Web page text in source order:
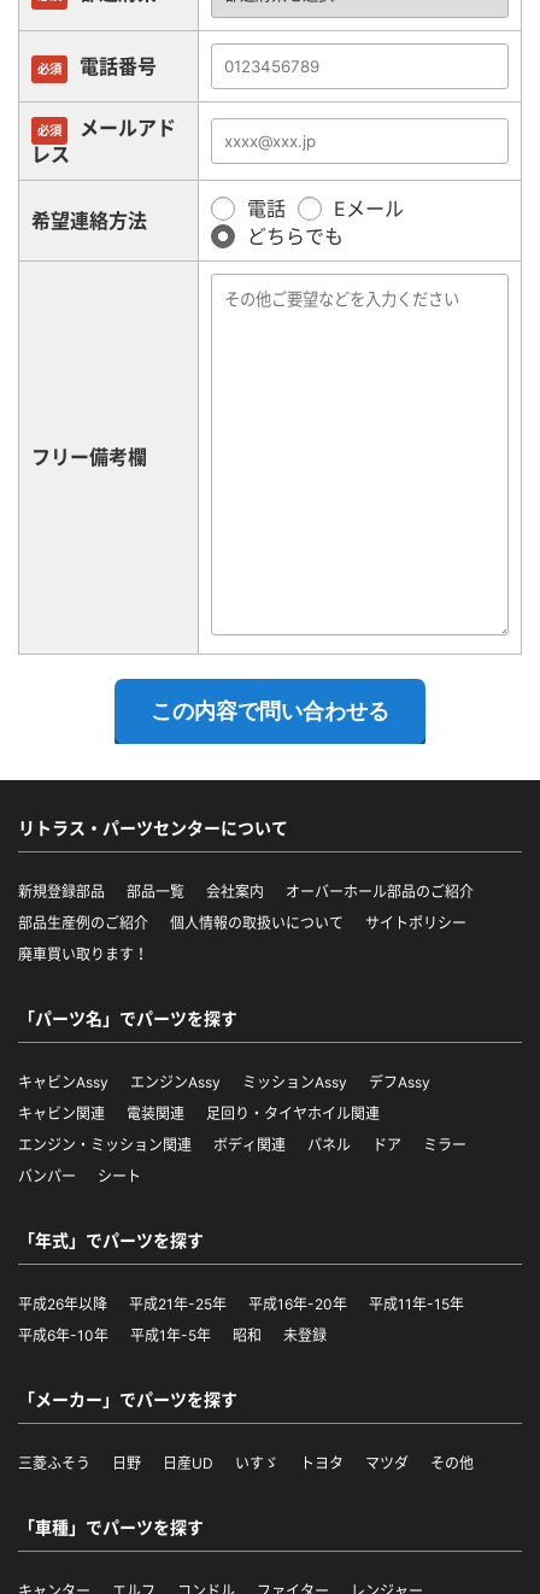
必須 電話番号
必須
メールアド
レス
希望連絡方法
電話
Eメール
どちらでも
フリー備考欄
リトラス・パーツセンターについて
新規登録部品 部品一覧 会社案内
オーバーホール部品のご紹介
部品生産例のご紹介
個人情報の取扱いについて
サイトポリシー
廃車買い取ります！
「パーツ名」でパーツを探す
キャビンAssy エンジンAssy ミッションAssy
デフAssy
キャビン関連
電装関連
足回り・タイヤホイル関連
エンジン・ミッション関連
ボディ関連 パネル ドア
ミラー
バンパー
シート
「年式」でパーツを探す
平成26年以降 平成21年-25年 平成16年-20年
平成11年-15年
平成6年-10年
平成1年-5年 昭和 未登録
「メーカー」でパーツを探す
三菱ふそう 日野 日産UD いすゞ トヨタ マツダ その他
「車種」でパーツを探す